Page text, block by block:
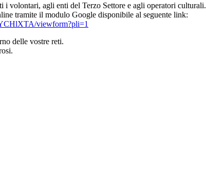
i volontari, agli enti del Terzo Settore e agli operatori culturali.
tramite il modulo Google disponibile al seguente link:
CHlXTA/viewform?pli=1
delle vostre reti.